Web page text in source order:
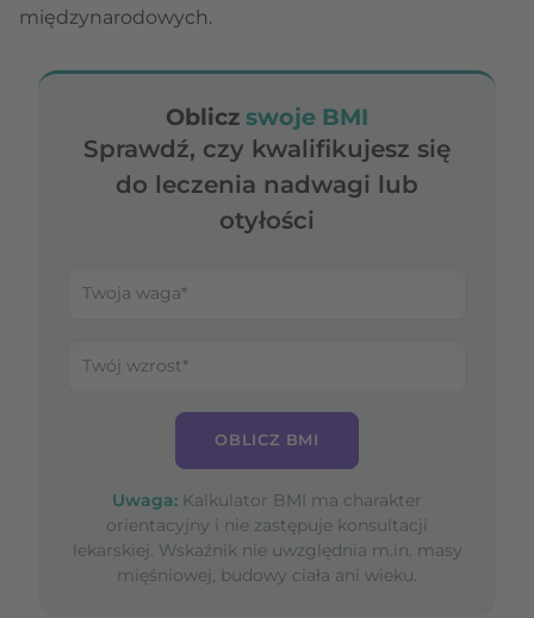
międzynarodowych.
Oblicz swoje BMI
Sprawdź, czy kwalifikujesz się
do leczenia nadwagi lub
otyłości
OBLICZ BMI
Uwaga: Kalkulator BMI ma charakter
orientacyjny i nie zastępuje konsultacji
lekarskiej. Wskaźnik nie uwzględnia m.in. masy
mięśniowej, budowy ciała ani wieku.